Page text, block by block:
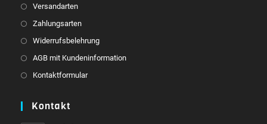
Versandarten
Zahlungsarten
Widerrufsbelehrung
AGB mit Kundeninformation
Kontaktformular
Kontakt